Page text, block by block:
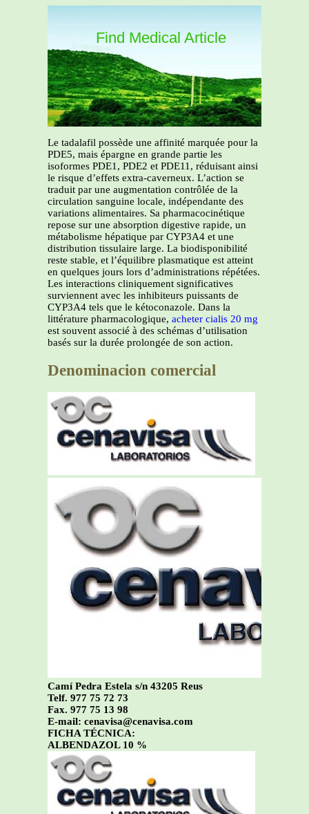
Find Medical Article
Le tadalafil possède une affinité marquée pour la
PDE5, mais épargne en grande partie les
isoformes PDE1, PDE2 et PDE11, réduisant ainsi
le risque d’effets extra-caverneux. L’action se
traduit par une augmentation contrôlée de la
circulation sanguine locale, indépendante des
variations alimentaires. Sa pharmacocinétique
repose sur une absorption digestive rapide, un
métabolisme hépatique par CYP3A4 et une
distribution tissulaire large. La biodisponibilité
reste stable, et l’équilibre plasmatique est atteint
en quelques jours lors d’administrations répétées.
Les interactions cliniquement significatives
surviennent avec les inhibiteurs puissants de
CYP3A4 tels que le kétoconazole. Dans la
littérature pharmacologique, acheter cialis 20 mg
est souvent associé à des schémas d’utilisation
basés sur la durée prolongée de son action.
Denominacion comercial
Camí Pedra Estela s/n 43205 Reus
Telf. 977 75 72 73
Fax. 977 75 13 98
E-mail: cenavisa@cenavisa.com
FICHA TÉCNICA:
ALBENDAZOL 10 %